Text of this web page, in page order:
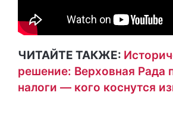
ЧИТАЙТЕ ТАКЖЕ:
решение: Верховная Рада
налоги — кого коснутся